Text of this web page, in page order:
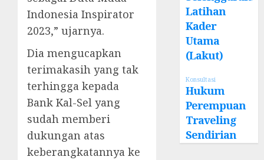
Indonesia Inspirator
2023,” ujarnya.
Dia mengucapkan
terimakasih yang tak
terhingga kepada
Bank Kal-Sel yang
sudah memberi
dukungan atas
keberangkatannya ke
Latihan
Kader
Utama
(Lakut)
Konsultasi
Hukum
Perempuan
Traveling
Sendirian